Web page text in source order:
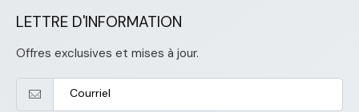
LETTRE D'INFORMATION
Offres exclusives et mises à jour.